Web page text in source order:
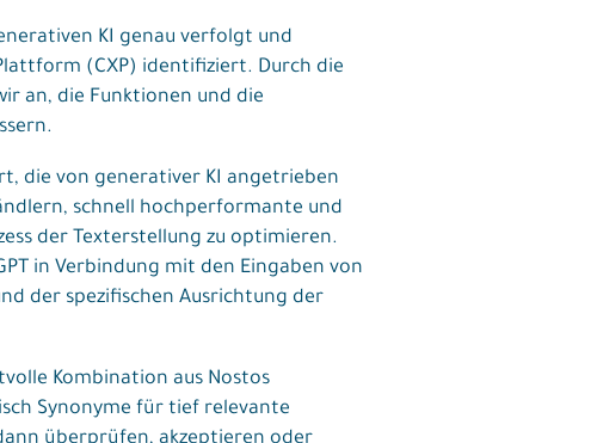
KI genau verfolgt und
(CXP) identifiziert. Durch die
an, die Funktionen und die
die von generativer KI angetrieben
schnell hochperformante und
der Texterstellung zu optimieren.
in Verbindung mit den Eingaben von
der spezifischen Ausrichtung der
Kombination aus Nostos
Synonyme für tief relevante